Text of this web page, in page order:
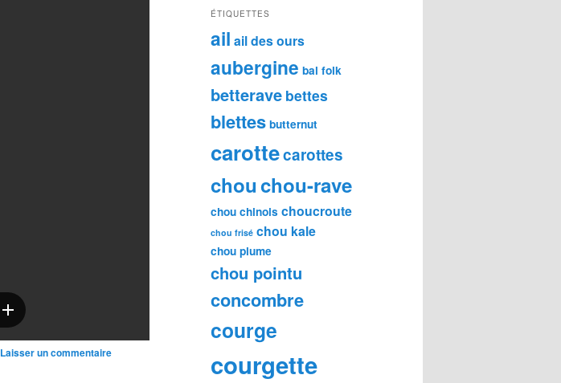
Laisser un commentaire
ÉTIQUETTES
ail ail des ours
aubergine bal folk
betterave bettes
blettes butternut
carottecarottes
chouchou-rave
chou chinois choucroute
chou frisé chou kale
chou plume
chou pointu
concombre
courge
courgette